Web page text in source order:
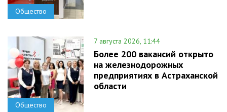
Общество
Общество
7 августа 2026, 11:44
Более 200 вакансий открыто
на железнодорожных
предприятиях в Астраханской
области